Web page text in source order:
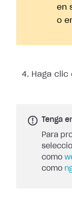
en
o
Haga clic
Tenga
Para
como
como